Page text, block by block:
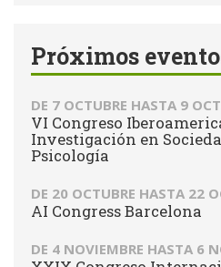
Próximos
DE 7 OCTUBRE HASTA 9
VI Congreso
Investigación en
Psicología
DE 20 OCTUBRE HASTA 22
AI Congress Barcelona
DE 4 NOVIEMBRE HASTA 6